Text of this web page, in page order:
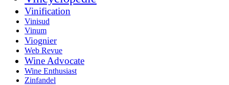
Vinification
Vinisud
Vinum
Viognier
Web Revue
Wine Advocate
Wine Enthusiast
Zinfandel